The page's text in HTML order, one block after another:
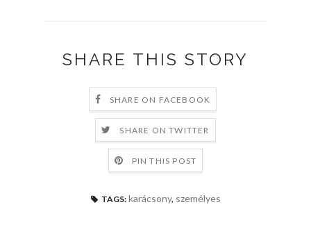
SHARE THIS STORY
SHARE ON FACEBOOK
SHARE ON TWITTER
PIN THIS POST
TAGS: karácsony, személyes